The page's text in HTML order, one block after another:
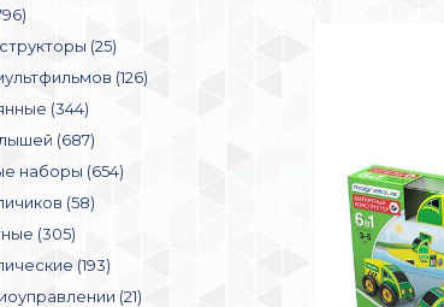
(25)
(126)
(344)
(687)
наборы (654)
(58)
(305)
(193)
(21)